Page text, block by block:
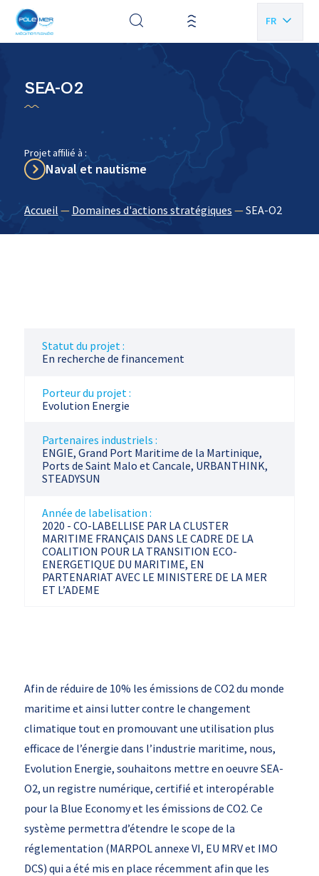
FR
SEA-O2
Projet affilié à :
Naval et nautisme
Accueil — Domaines d'actions stratégiques —SEA-O2
Statut du projet :
En recherche de financement
Porteur du projet :
Evolution Energie
Partenaires industriels :
ENGIE, Grand Port Maritime de la Martinique,
Ports de Saint Malo et Cancale, URBANTHINK,
STEADYSUN
Année de labelisation :
2020 - CO-LABELLISE PAR LA CLUSTER
MARITIME FRANÇAIS DANS LE CADRE DE LA
COALITION POUR LA TRANSITION ECO-
ENERGETIQUE DU MARITIME, EN
PARTENARIAT AVEC LE MINISTERE DE LA MER
ET L’ADEME
Afin de réduire de 10% les émissions de CO2 du monde
maritime et ainsi lutter contre le changement
climatique tout en promouvant une utilisation plus
efficace de l’énergie dans l’industrie maritime, nous,
Evolution Energie, souhaitons mettre en oeuvre SEA-
O2, un registre numérique, certifié et interopérable
pour la Blue Economy et les émissions de CO2. Ce
système permettra d’étendre le scope de la
réglementation (MARPOL annexe VI, EU MRV et IMO
DCS) qui a été mis en place récemment afin que les
Panneau de gestion des cookies